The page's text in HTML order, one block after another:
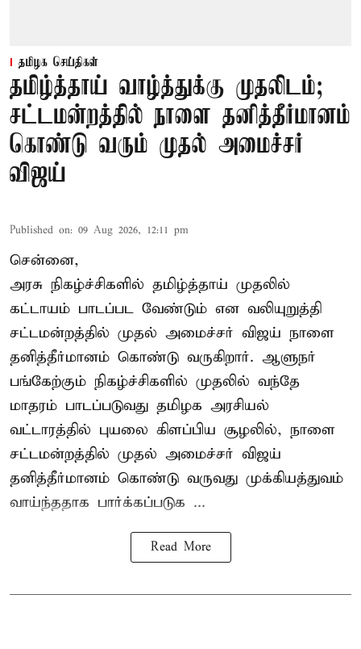
தமிழக செய்திகள்
தமிழ்த்தாய் வாழ்த்துக்கு முதலிடம்;
சட்டமன்றத்தில் நாளை தனித்தீர்மானம்
கொண்டு வரும் முதல் அமைச்சர்
விஜய்
Published on: 09 Aug 2026, 12:11 pm
சென்னை,
அரசு நிகழ்ச்சிகளில் தமிழ்த்தாய் முதலில்
கட்டாயம் பாடப்பட வேண்டும் என வலியுறுத்தி
சட்டமன்றத்தில் முதல் அமைச்சர் விஜய் நாளை
தனித்தீர்மானம் கொண்டு வருகிறார். ஆளுநர்
பங்கேற்கும் நிகழ்ச்சிகளில் முதலில் வந்தே
மாதரம் பாடப்படுவது தமிழக அரசியல்
வட்டாரத்தில் புயலை கிளப்பிய சூழலில், நாளை
சட்டமன்றத்தில் முதல் அமைச்சர் விஜய்
தனித்தீர்மானம் கொண்டு வருவது முக்கியத்துவம்
வாய்ந்ததாக பார்க்கப்படுக ...
Read More